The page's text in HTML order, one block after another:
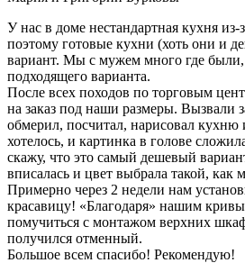
У нас в доме нестандартная кухня из-
поэтому готовые кухни (хоть они и
вариант. Мы с мужем много где
подходящего варианта.
После всех походов по торговым
на заказ под наши размеры. Вызвали
обмерил, посчитал, нарисовал кухню
хотелось, и картинка в голове
скажу, что это самый дешевый
вписалась и цвет выбрала такой, как
Примерно через 2 недели нам
красавицу! «Благодаря» нашим
помучиться с монтажом верхних
получился отменный.
Большое всем спасибо! Рекомендую!